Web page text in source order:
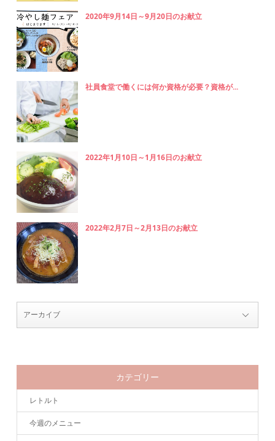
2020年9月14日～9月20日のお献立
社員食堂で働くには何か資格が必要？資格が...
2022年1月10日～1月16日のお献立
2022年2月7日～2月13日のお献立
カテゴリー
レトルト
今週のメニュー